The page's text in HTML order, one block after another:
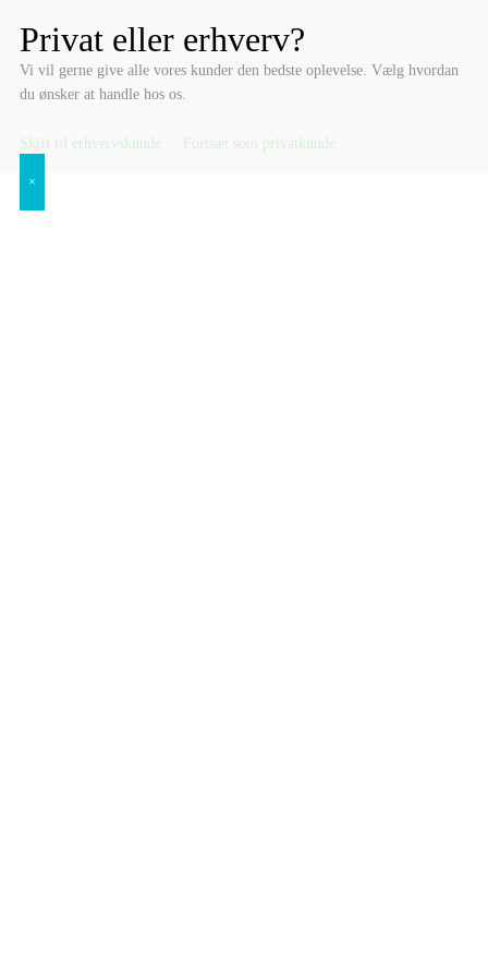
Privat eller erhverv?
Vi vil gerne give alle vores kunder den bedste oplevelse. Vælg hvordan
du ønsker at handle hos os.
Skift til erhvervskunde Fortsæt som privatkunde
×